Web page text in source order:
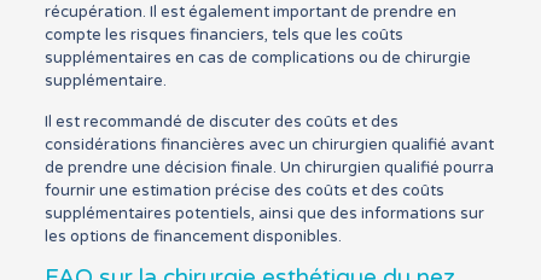
récupération. Il est également important de prendre en
compte les risques financiers, tels que les coûts
supplémentaires en cas de complications ou de chirurgie
supplémentaire.
Il est recommandé de discuter des coûts et des
considérations financières avec un chirurgien qualifié avant
de prendre une décision finale. Un chirurgien qualifié pourra
fournir une estimation précise des coûts et des coûts
supplémentaires potentiels, ainsi que des informations sur
les options de financement disponibles.